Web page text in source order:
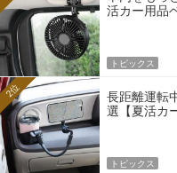
活カー用品
トピックス
長距離運転
選【夏活カ
2位
トピックス